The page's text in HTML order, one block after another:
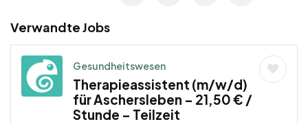
Verwandte Jobs
Gesundheitswesen
Therapieassistent (m/w/d)
für Aschersleben – 21,50 € /
Stunde – Teilzeit